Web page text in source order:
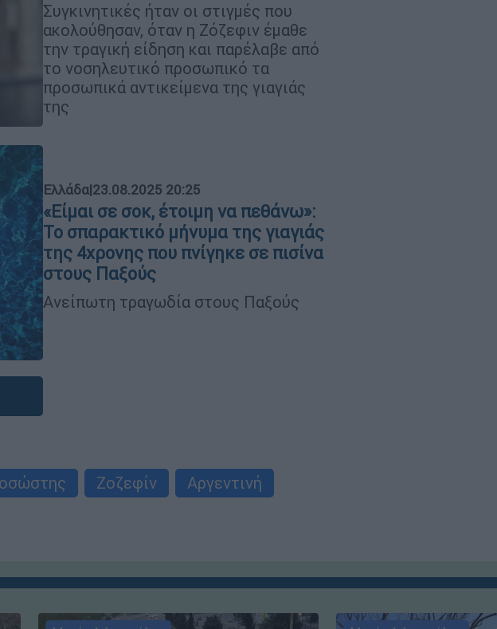
Συγκινητικές ήταν οι στιγμές που
ακολούθησαν, όταν η Ζόζεφιν έμαθε
την τραγική είδηση και παρέλαβε από
το νοσηλευτικό προσωπικό τα
προσωπικά αντικείμενα της γιαγιάς
της
Ελλάδα|23.08.2025 20:25
«Είμαι σε σοκ, έτοιμη να πεθάνω»:
Το σπαρακτικό μήνυμα της γιαγιάς
της 4χρονης που πνίγηκε σε πισίνα
στους Παξούς
Ανείπωτη τραγωδία στους Παξούς
Ζοζεφίν
Αργεντινή